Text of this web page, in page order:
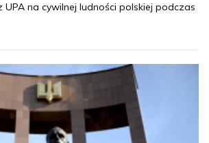
UPA na cywilnej ludności polskiej podczas